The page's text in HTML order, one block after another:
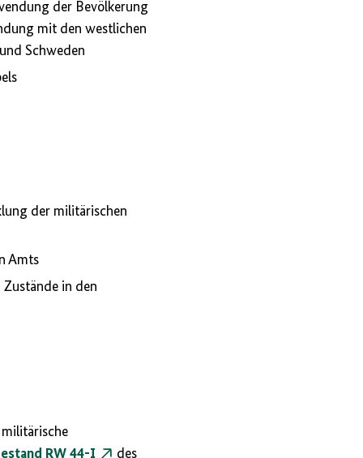
der Bevölkerung
mit den westlichen
Schweden
der militärischen
Amts
in den
RW 44-I
des